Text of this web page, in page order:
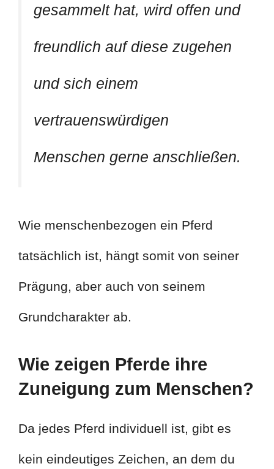
gesammelt hat, wird offen und
freundlich auf diese zugehen
und sich einem
vertrauenswürdigen
Menschen gerne anschließen.
Wie menschenbezogen ein Pferd
tatsächlich ist, hängt somit von seiner
Prägung, aber auch von seinem
Grundcharakter ab.
Wie zeigen Pferde ihre
Zuneigung zum Menschen?
Da jedes Pferd individuell ist, gibt es
kein eindeutiges Zeichen, an dem du